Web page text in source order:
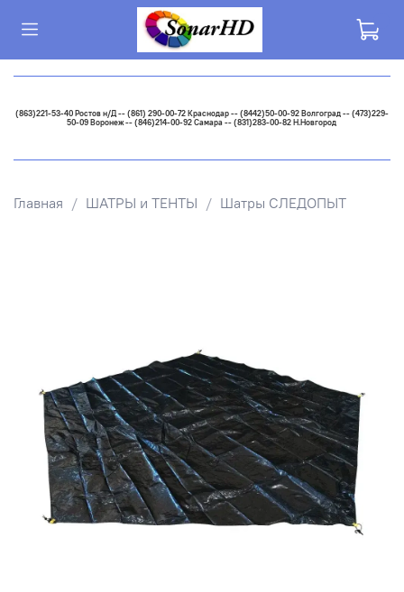
(863)221-53-40 Ростов н/Д -- (861) 290-00-72 Краснодар -- (8442)50-00-92 Волгоград -- (473)229-
50-09 Воронеж -- (846)214-00-92 Самара -- (831)283-00-82 Н.Новгород
Главная ШАТРЫ и ТЕНТЫ Шатры СЛЕДОПЫТ